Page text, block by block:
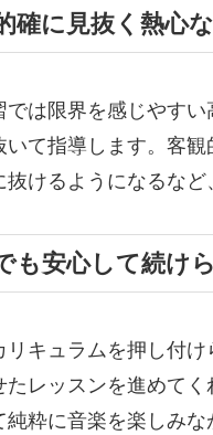
確に見抜く熱心
では限界を感じやす
いて指導します。客
けるようになるなど
も安心して続け
リキュラムを押し付
たレッスンを進めて
純粋に音楽を楽しみ